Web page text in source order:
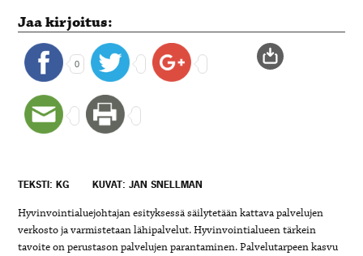
Jaa kirjoitus:
0
TEKSTI: KG KUVAT: JAN SNELLMAN
Hyvinvointialuejohtajan esityksessä säilytetään kattava palvelujen
verkosto ja varmistetaan lähipalvelut. Hyvinvointialueen tärkein
tavoite on perustason palvelujen parantaminen. Palvelutarpeen kasvu